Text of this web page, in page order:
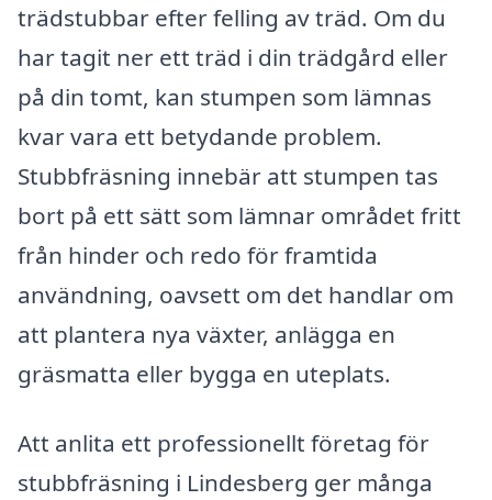
trädstubbar efter felling av träd. Om du
har tagit ner ett träd i din trädgård eller
på din tomt, kan stumpen som lämnas
kvar vara ett betydande problem.
Stubbfräsning innebär att stumpen tas
bort på ett sätt som lämnar området fritt
från hinder och redo för framtida
användning, oavsett om det handlar om
att plantera nya växter, anlägga en
gräsmatta eller bygga en uteplats.
Att anlita ett professionellt företag för
stubbfräsning i Lindesberg ger många